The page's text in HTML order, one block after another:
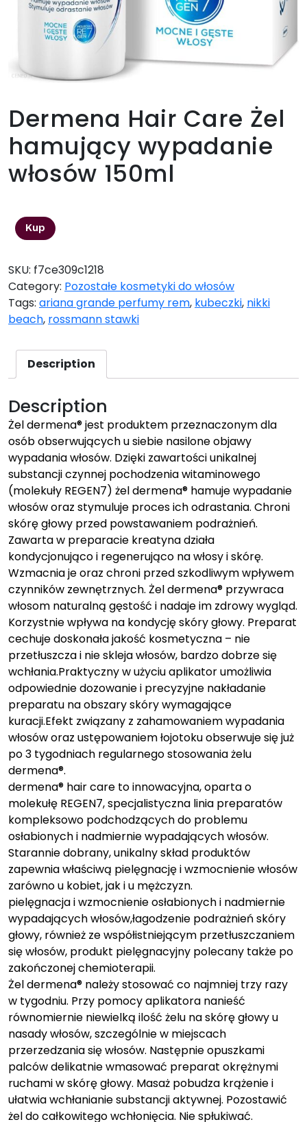
Dermena Hair Care Żel
hamujący wypadanie
włosów 150ml
Kup
SKU: f7ce309c1218
Category: Pozostałe kosmetyki do włosów
Tags: ariana grande perfumy rem, kubeczki, nikki
beach, rossmann stawki
Description
Description
Żel dermena® jest produktem przeznaczonym dla
osób obserwujących u siebie nasilone objawy
wypadania włosów. Dzięki zawartości unikalnej
substancji czynnej pochodzenia witaminowego
(molekuły REGEN7) żel dermena® hamuje wypadanie
włosów oraz stymuluje proces ich odrastania. Chroni
skórę głowy przed powstawaniem podrażnień.
Zawarta w preparacie kreatyna działa
kondycjonująco i regenerująco na włosy i skórę.
Wzmacnia je oraz chroni przed szkodliwym wpływem
czynników zewnętrznych. Żel dermena® przywraca
włosom naturalną gęstość i nadaje im zdrowy wygląd.
Korzystnie wpływa na kondycję skóry głowy. Preparat
cechuje doskonała jakość kosmetyczna – nie
przetłuszcza i nie skleja włosów, bardzo dobrze się
wchłania.Praktyczny w użyciu aplikator umożliwia
odpowiednie dozowanie i precyzyjne nakładanie
preparatu na obszary skóry wymagające
kuracji.Efekt związany z zahamowaniem wypadania
włosów oraz ustępowaniem łojotoku obserwuje się już
po 3 tygodniach regularnego stosowania żelu
dermena®.
dermena® hair care to innowacyjna, oparta o
molekułę REGEN7, specjalistyczna linia preparatów
kompleksowo podchodzących do problemu
osłabionych i nadmiernie wypadających włosów.
Starannie dobrany, unikalny skład produktów
zapewnia właściwą pielęgnację i wzmocnienie włosów
zarówno u kobiet, jak i u mężczyzn.
pielęgnacja i wzmocnienie osłabionych i nadmiernie
wypadających włosów,łagodzenie podrażnień skóry
głowy, również ze współistniejącym przetłuszczaniem
się włosów, produkt pielęgnacyjny polecany także po
zakończonej chemioterapii.
Żel dermena® należy stosować co najmniej trzy razy
w tygodniu. Przy pomocy aplikatora nanieść
równomiernie niewielką ilość żelu na skórę głowy u
nasady włosów, szczególnie w miejscach
przerzedzania się włosów. Następnie opuszkami
palców delikatnie wmasować preparat okrężnymi
ruchami w skórę głowy. Masaż pobudza krążenie i
ułatwia wchłanianie substancji aktywnej. Pozostawić
żel do całkowitego wchłonięcia. Nie spłukiwać.